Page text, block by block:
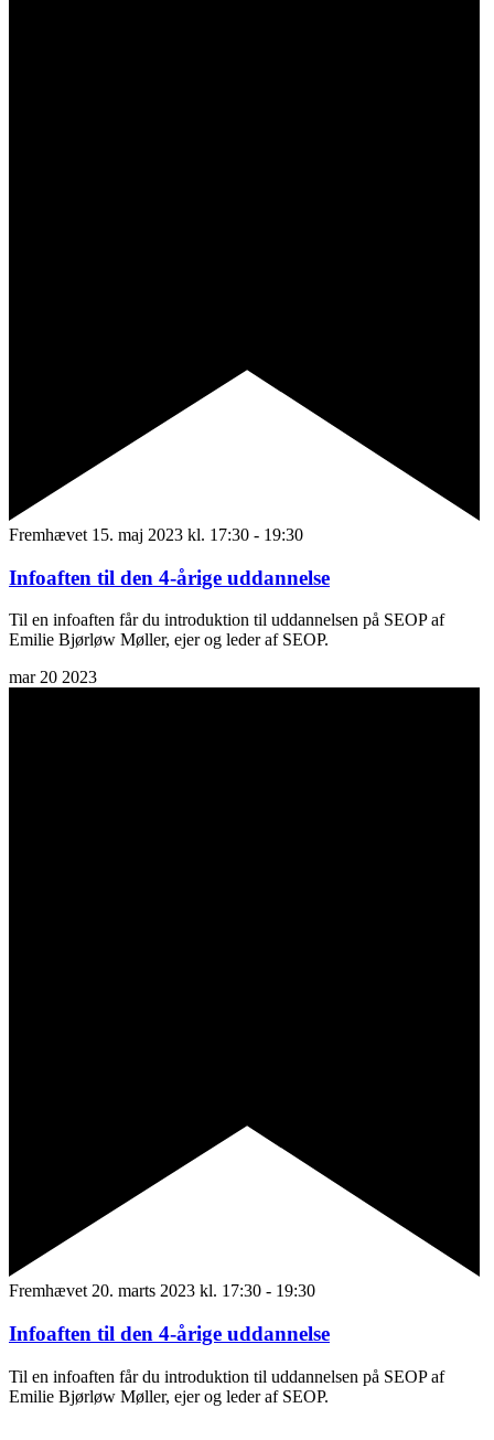
Fremhævet 15. maj 2023 kl. 17:30 - 19:30
Infoaften til den 4-årige uddannelse
Til en infoaften får du introduktion til uddannelsen på SEOP af
Emilie Bjørløw Møller, ejer og leder af SEOP.
mar 20 2023
Fremhævet 20. marts 2023 kl. 17:30 - 19:30
Infoaften til den 4-årige uddannelse
Til en infoaften får du introduktion til uddannelsen på SEOP af
Emilie Bjørløw Møller, ejer og leder af SEOP.